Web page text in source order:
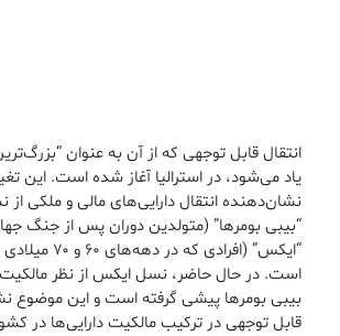
انتقال قابل توجهی که از آن به عنوان
یاد می‌شود، در استرالیا آغاز شده است. این
نشان‌دهنده انتقال دارایی‌های مالی و ملکی
“بیبی بومرها” (متولدین دوران پس از جنگ
“ایکس” (افرادی که
است. در حال حاضر، نسل ایکس از نظر مالکیت
بیبی بومرها پیشی گرفته است و این موضوع
قابل توجهی در ترکیب مالکیت دارایی‌ها در